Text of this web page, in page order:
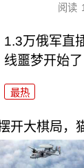
阅读
1.3万俄军直
线噩梦开始了
最热
开大棋局，